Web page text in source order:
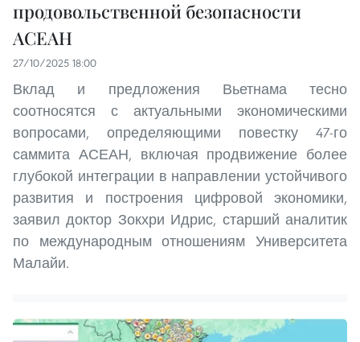
продовольственной безопасности
АСЕАН
27/10/2025 18:00
Вклад и предложения Вьетнама тесно
соотносятся с актуальными экономическими
вопросами, определяющими повестку 47-го
саммита АСЕАН, включая продвижение более
глубокой интеграции в направлении устойчивого
развития и построения цифровой экономики,
заявил доктор Зокхри Идрис, старший аналитик
по международным отношениям Университета
Малайи.